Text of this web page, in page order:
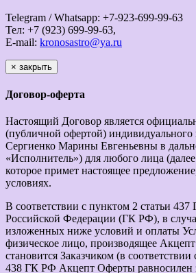
Telegram / Whatsapp: +7-923-699-99-63
Тел: +7 (923) 699-99-63,
E-mail: kronosastro@ya.ru
× закрыть
Договор-оферта
Настоящий Договор является
(публичной офертой) индивидуального
Сергиенко Марины Евгеньевны в
«Исполнитель») для любого лица
которое примет настоящее
условиях.
В соответствии с пунктом 2 статьи 437
Российской Федерации (ГК РФ), в
изложенных ниже условий и оплаты
физическое лицо, производящее
становится Заказчиком (в соответствии
438 ГК РФ Акцепт Оферты равносилен